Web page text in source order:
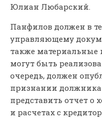
Юлиан Любарский.
Панфилов должен в
управляющему
также материальные
могут быть
очередь, должен
признании
представить отчет о
и расчетах с